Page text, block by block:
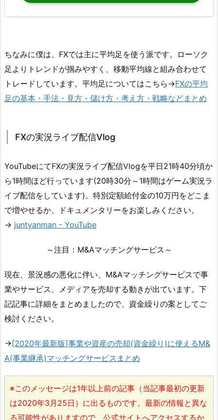
ちなみに僕は、FXでは主に平均足を使う派です。ローソク
足よりトレンドが掴みやすく、移動平均線と組み合わせて
トレードしています。平均足についてはこちら→FXの平均
足の基本・手法・見方・儲け方・考え方・戦略などまとめ
FXの実況ライブ配信Vlog
YouTubeにてFXの実況ライブ配信Vlogを平日21時40分頃か
ら1時間ほど行っています(20時30分～1時間はゲーム実況ラ
イブ配信をしています)。特別定額給付金の10万円をどこま
で増やせるか、ドキュメンタリーをお楽しみください。
→ juntyanman - YouTube
～注目：M&Aマッチングサービス～
現在、景況感の悪化に伴い、M&Aマッチングサービスで事
業やサービス、メディアを売却する動きが出ています。下
記記事に詳細をまとめましたので、資金繰りの案としてご
検討ください。
→[2020年最新版]事業や資産の売却(資金繰り)に使えるM&
A(事業継承)マッチングサービスまとめ
※このメッセージは1年以上前の記事（当記事最初の更新
は2020年3月25日）に出るものです。最新の情報と異な
る可能性がありますので、公式サイトへアクセスするか